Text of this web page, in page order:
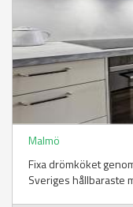
Malmö
Fixa drömköket
Sveriges hållbaraste